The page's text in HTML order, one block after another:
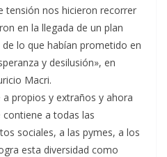
tensión nos hicieron recorrer
en la llegada de un plan
lo que habían prometido en
y desilusión», en
Macri.
propios y extraños y ahora
a todas las
sociales, a las pymes, a los
esta diversidad como